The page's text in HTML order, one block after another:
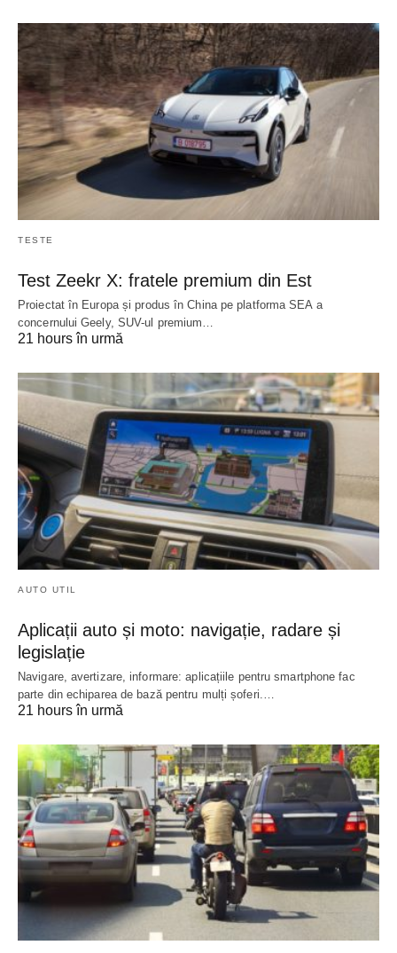
TESTE
Test Zeekr X: fratele premium din Est
Proiectat în Europa și produs în China pe platforma SEA a
concernului Geely, SUV-ul premium…
21 hours în urmă
AUTO UTIL
Aplicații auto și moto: navigație, radare și
legislație
Navigare, avertizare, informare: aplicațiile pentru smartphone fac
parte din echiparea de bază pentru mulți șoferi.…
21 hours în urmă